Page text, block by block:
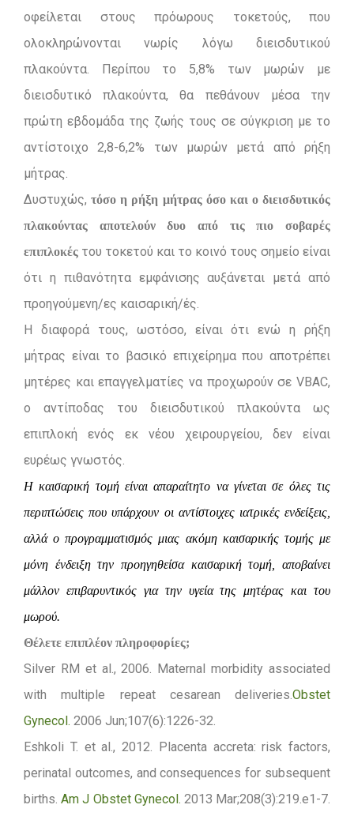
οφείλεται στους πρόωρους τοκετούς, που
ολοκληρώνονται νωρίς λόγω διεισδυτικού
πλακούντα. Περίπου το 5,8% των μωρών με
διεισδυτικό πλακούντα, θα πεθάνουν μέσα την
πρώτη εβδομάδα της ζωής τους σε σύγκριση με το
αντίστοιχο 2,8-6,2% των μωρών μετά από ρήξη
μήτρας.
Δυστυχώς,τόσο η ρήξη μήτρας όσο και ο διεισδυτικός
πλακούντας αποτελούν δυο από τις πιο σοβαρές
επιπλοκές του τοκετού και το κοινό τους σημείο είναι
ότι η πιθανότητα εμφάνισης αυξάνεται μετά από
προηγούμενη/ες καισαρική/ές.
Η διαφορά τους, ωστόσο, είναι ότι ενώ η ρήξη
μήτρας είναι το βασικό επιχείρημα που αποτρέπει
μητέρες και επαγγελματίες να προχωρούν σε VBAC,
ο αντίποδας του διεισδυτικού πλακούντα ως
επιπλοκή ενός εκ νέου χειρουργείου, δεν είναι
ευρέως γνωστός.
Η καισαρική τομή είναι απαραίτητο να γίνεται σε όλες τις
περιπτώσεις που υπάρχουν οι αντίστοιχες ιατρικές ενδείξεις,
αλλά ο προγραμματισμός μιας ακόμη καισαρικής τομής με
μόνη ένδειξη την προηγηθείσα καισαρική τομή, αποβαίνει
μάλλον επιβαρυντικός για την υγεία της μητέρας και του
μωρού.
Θέλετε επιπλέον πληροφορίες;
Silver RM et al., 2006. Maternal morbidity associated
with multiple repeat cesarean deliveries.Obstet
Gynecol. 2006 Jun;107(6):1226-32.
Eshkoli T. et al., 2012. Placenta accreta: risk factors,
perinatal outcomes, and consequences for subsequent
births.Am J Obstet Gynecol. 2013 Mar;208(3):219.e1-7.